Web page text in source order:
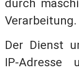
durch
Verarbeitung.
Der Dienst
IP-